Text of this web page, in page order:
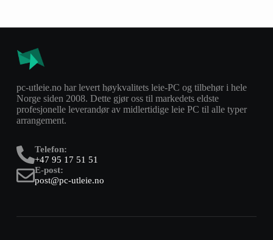
pc-utleie.no har levert høykvalitets leie-PC og tilbehør i hele
Norge siden 2008. Dette gjør oss til markedets eldste
profesjonelle leverandør av midlertidige leie PC til alle typer
arrangement.
Telefon:
+47 95 17 51 51
E-post:
post@pc-utleie.no